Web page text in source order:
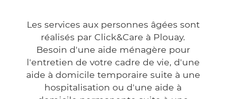
Les services aux personnes âgées sont
réalisés par Click&Care à Plouay.
Besoin d'une aide ménagère pour
l'entretien de votre cadre de vie, d'une
aide à domicile temporaire suite à une
hospitalisation ou d'une aide à